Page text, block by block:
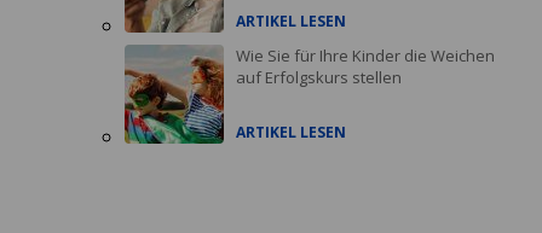
ARTIKEL LESEN
Wie Sie für Ihre Kinder die Weichen
auf Erfolgskurs stellen
ARTIKEL LESEN